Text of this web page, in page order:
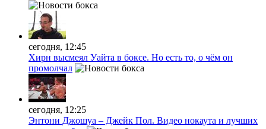
сегодня, 12:45
Хирн высмеял Уайта в боксе. Но есть то, о чём он
промолчал
сегодня, 12:25
Энтони Джошуа – Джейк Пол. Видео нокаута и лучших